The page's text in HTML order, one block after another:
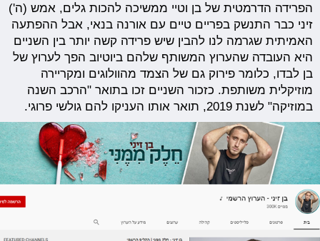
הפרידה הדרמטית של בן וטיי ממשיכה להכות גלים, אמש (ה')
זיני כבר התנשק בפריים טיים עם אורנה בנאי, אבל ההפתעה
האמיתית שגרמה לנו להבין שיש פרידה קשה יותר בין השניים
היא העובדה שהערוץ המשותף שלהם ביוטיוב הפך לערוץ של
בן לבדו, כלומר פירוק גם של הצמד מהוולוגים ומקריירה
מוזיקלית משותפת. כזכור השניים זכו בתואר "הרכב השנה
במוזיקה" לשנת 2019, תואר אותו העניקו להם גולשי פרוגי.